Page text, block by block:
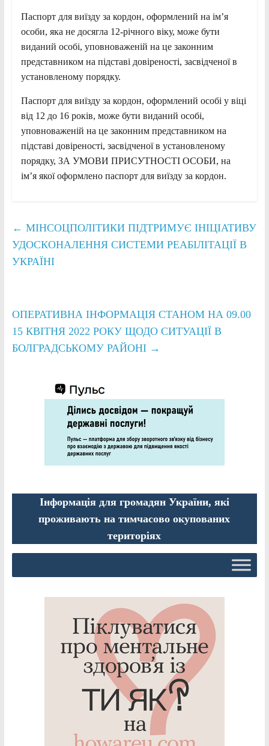
Паспорт для виїзду за кордон, оформлений на ім’я
особи, яка не досягла 12-річного віку, може бути
виданий особі, уповноваженій на це законним
представником на підставі довіреності, засвідченої в
установленому порядку.
Паспорт для виїзду за кордон, оформлений особі у віці
від 12 до 16 років, може бути виданий особі,
уповноваженій на це законним представником на
підставі довіреності, засвідченої в установленому
порядку, ЗА УМОВИ ПРИСУТНОСТІ ОСОБИ, на
ім’я якої оформлено паспорт для виїзду за кордон.
← МІНСОЦПОЛІТИКИ ПІДТРИМУЄ ІНІЦІАТИВУ
УДОСКОНАЛЕННЯ СИСТЕМИ РЕАБІЛІТАЦІЇ В
УКРАЇНІ
ОПЕРАТИВНА ІНФОРМАЦІЯ СТАНОМ НА 09.00
15 КВІТНЯ 2022 РОКУ ЩОДО СИТУАЦІЇ В
БОЛГРАДСЬКОМУ РАЙОНІ →
Інформація для громадян України, які
проживають на тимчасово окупованих
територіях